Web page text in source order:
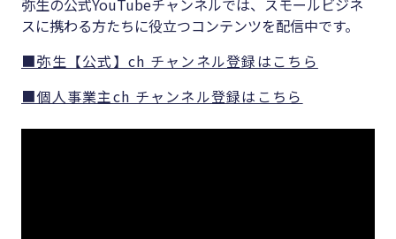
弥生の公式YouTubeチャンネルでは、スモールビジネ
スに携わる方たちに役立つコンテンツを配信中です。
■弥生【公式】ch チャンネル登録はこちら
■個人事業主ch チャンネル登録はこちら